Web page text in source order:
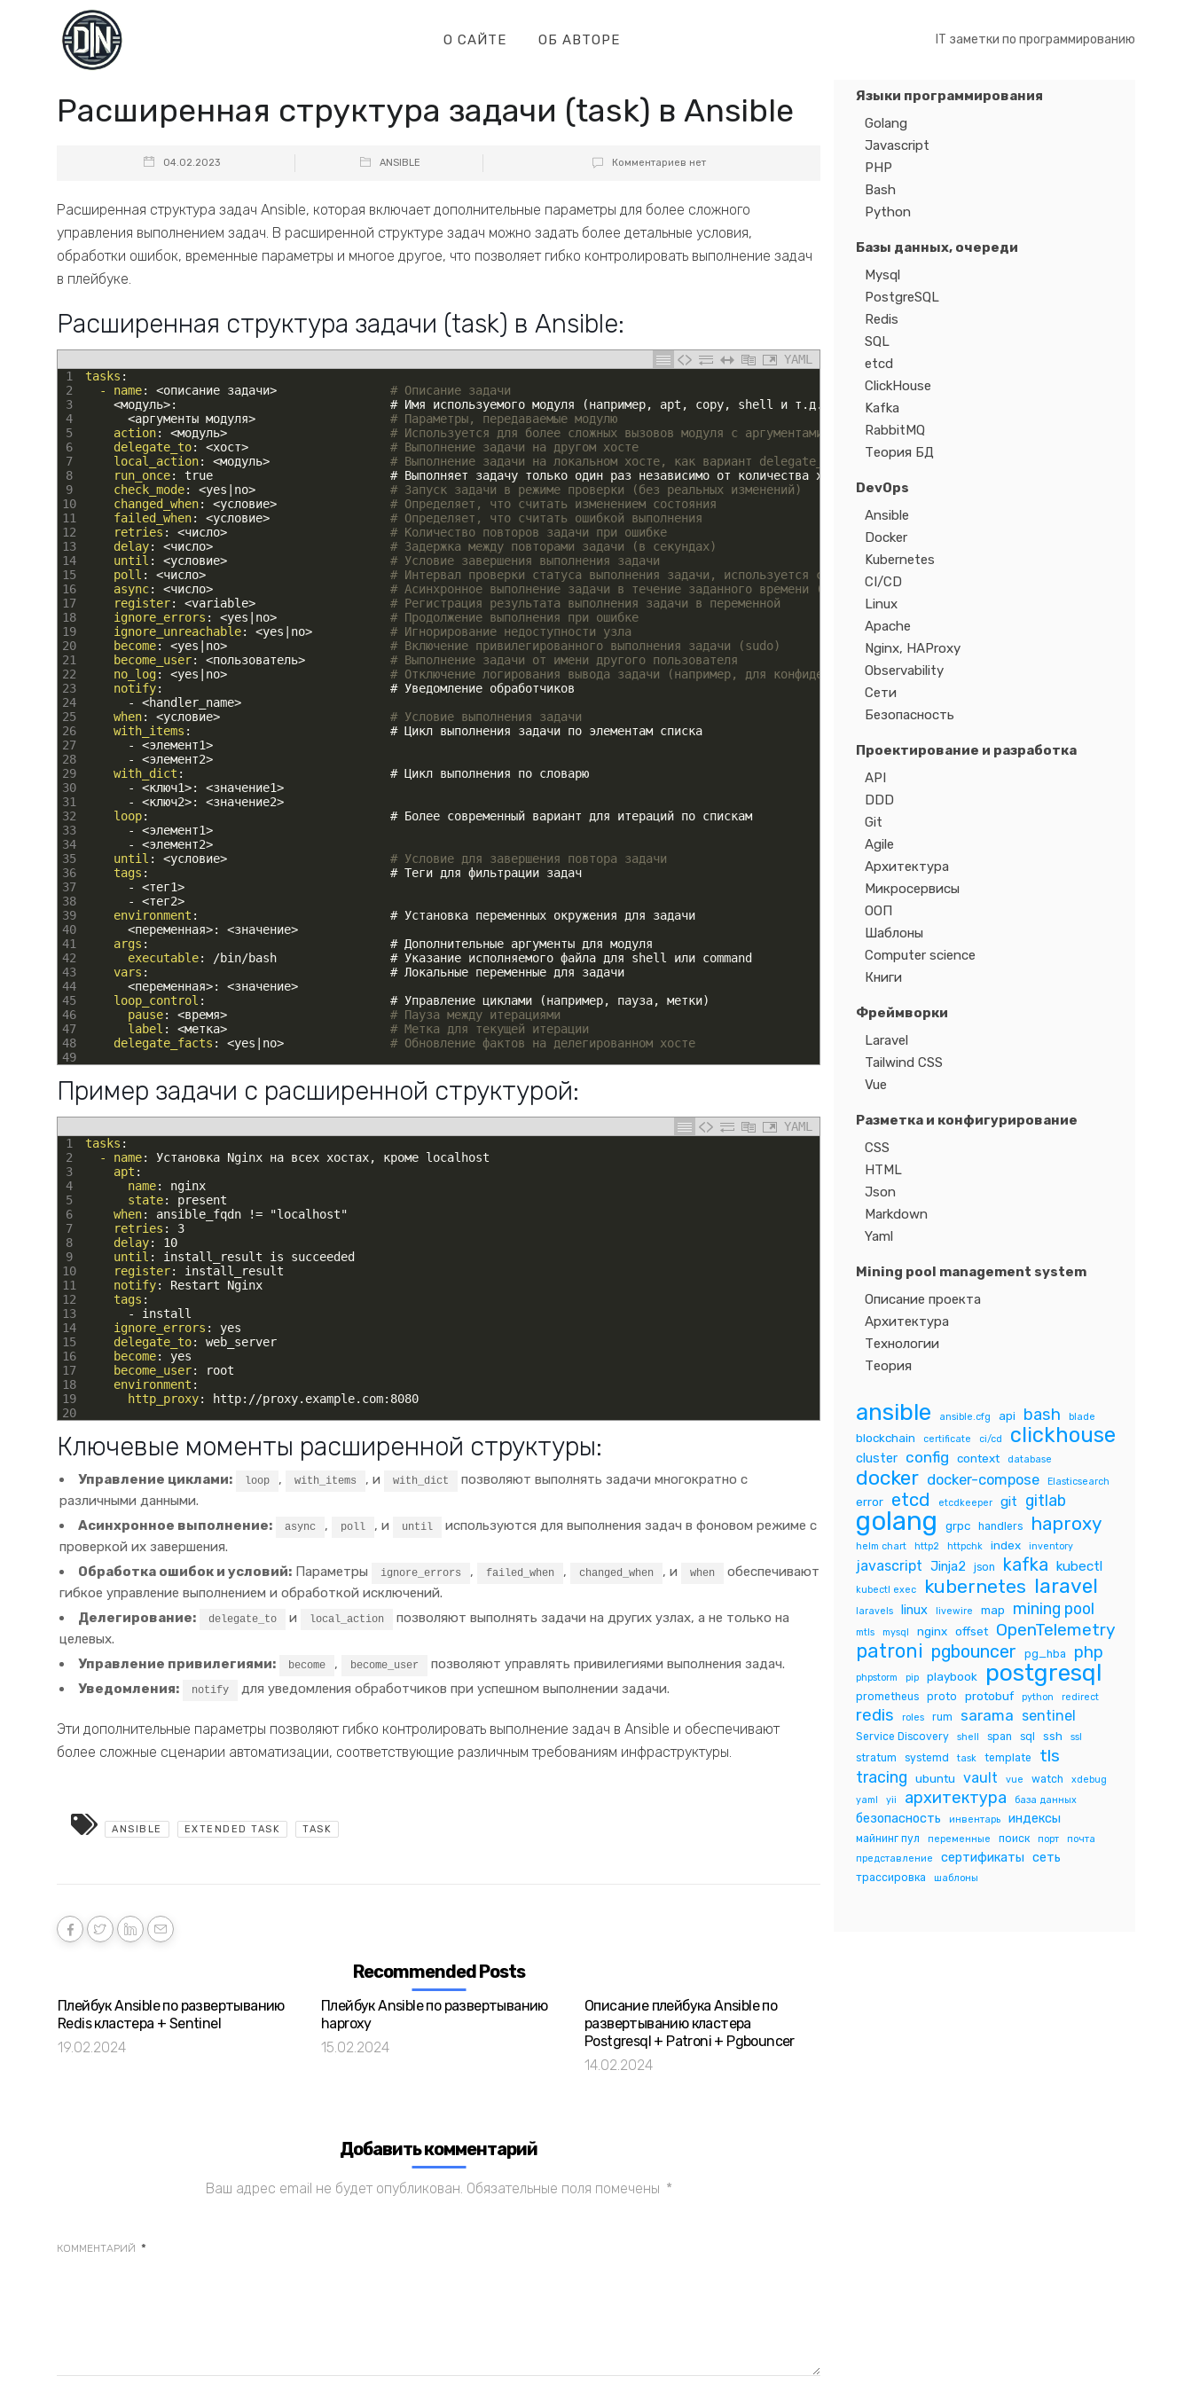
О САЙТЕ ОБ АВТОРЕ IT заметки по программированию
Расширенная структура задачи (task) в Ansible
04.02.2023 ANSIBLE Комментариев нет
Расширенная структура задач Ansible, которая включает дополнительные параметры для более сложного
управления выполнением задач. В расширенной структуре задач можно задать более детальные условия,
обработки ошибок, временные параметры и многое другое, что позволяет гибко контролировать выполнение задач
в плейбуке.
Расширенная структура задачи (task) в Ansible:
YAML
1
2
3
4
5
6
7
8
9
10
11
12
13
14
15
16
17
18
19
20
21
22
23
24
25
26
27
28
29
30
31
32
33
34
35
36
37
38
39
40
41
42
43
44
45
46
47
48
49
tasks :
- name: <описание задачи>
# Описание задачи
<модуль>:                              # Имя используемого модуля (например, apt , copy, shell и т . д .
<аргументы модуля>
# Параметры, передаваемые модулю
action: <модуль>
# Используется для более сложных вызовов модуля с аргументами в виде строки
delegate_to: <хост>
# Выполнение задачи на другом хосте
local_action: <модуль>
# Выполнение задачи на локальном хосте, как вариант delegate_to: localhost
run_once: true                         # Выполняет задачу только один раз независимо от количества хостов
check_mode: <yes no>
# Запуск задачи в режиме проверки (без реальных изменений)
changed_when: <условие>
# Определяет, что считать изменением состояния
failed_when: <условие>
# Определяет, что считать ошибкой выполнения
retries : <число>
# Количество повторов задачи при ошибке
delay: <число>
# Задержка между повторами задачи (в секундах)
until : <условие>
# Условие завершения выполнения задачи
poll : <число>
# Интервал проверки статуса выполнения задачи, используется с async
async: <число>
# Асинхронное выполнение задачи в течение заданного времени (в секундах)
register: <variable>
# Регистрация результата выполнения задачи в переменной
ignore_errors : <yes no>
# Продолжение выполнения при ошибке
ignore_unreachable: <yes no>
# Игнорирование недоступности узла
become: <yes no>
# Включение привилегированного выполнения задачи (sudo)
become_user: <пользователь>
# Выполнение задачи от имени другого пользователя
no_log: <yes no>
# Отключение логирования вывода задачи (например, для конфиденциальных данных)
notify:                                # Уведомление обработчиков
-
<handler name>
when: <условие>
# Условие выполнения задачи
with_items :                            # Цикл выполнения задачи по элементам списка
-
<элемент1>
-
<элемент2>
with_dict :                             # Цикл выполнения по словарю
-
<ключ1>: <значение1>
-
<ключ2>: <значение2>
loop:                                  # Более современный вариант для итераций по спискам
-
<элемент1>
-
<элемент2>
until : <условие>
# Условие для завершения повтора задачи
tags :                                  # Теги для фильтрации задач
-
<тег1>
-
<тег2>
environment :                           # Установка переменных окружения для задачи
<переменная>: <значение>
args :                                  # Дополнительные аргументы для модуля
executable: /bin/bash                # Указание исполняемого файла для shell или command
vars :                                  # Локальные переменные для задачи
<переменная>: <значение>
loop_control :                          # Управление циклами (например, пауза, метки)
pause: <время>
# Пауза между итерациями
label : <метка>
# Метка для текущей итерации
delegate_facts : <yes no> # Обновление фактов на делегированном хосте
Пример задачи с расширенной структурой:
YAML
1
2
3
4
5
6
7
8
9
10
11
12
13
14
15
16
17
18
19
20
tasks :
- name: Установка Nginx на всех хостах, кроме localhost
apt :
name: nginx
state: present
when: ansible_fqdn != "localhost"
retries : 3
delay: 10
until : install_result is succeeded
register: install_result
notify: Restart Nginx
tags :
-
install
ignore_errors : yes
delegate_to: web_server
become: yes
become_user: root
environment :
http_proxy: http://proxy.example.com:8080
Ключевые моменты расширенной структуры:
Управление циклами: loop , with_items , и with_dict
позволяют выполнять задачи многократно с
различными данными.
Асинхронное выполнение:
async , poll , и until
используются для выполнения задач в фоновом режиме с
проверкой их завершения.
Обработка ошибок и условий: Параметры ignore_errors , failed_when , changed_when , и when
обеспечивают
гибкое управление выполнением и обработкой исключений.
Делегирование:
delegate_to и local_action
позволяют выполнять задачи на других узлах, а не только на
целевых.
Управление привилегиями:
become , become_user
позволяют управлять привилегиями выполнения задач.
Уведомления:
notify для уведомления обработчиков при успешном выполнении задачи.
Эти дополнительные параметры позволяют гибко контролировать выполнение задач в Ansible и обеспечивают
более сложные сценарии автоматизации, соответствующие различным требованиям инфраструктуры.
ANSIBLE EXTENDED TASK TASK
Recommended Posts
Плейбук Ansible по развертыванию
Redis кластера + Sentinel
19.02.2024
Плейбук Ansible по развертыванию
haproxy
15.02.2024
Описание плейбука Ansible по
развертыванию кластера
Postgresql + Patroni + Pgbouncer
14.02.2024
Добавить комментарий
Ваш адрес email не будет опубликован. Обязательные поля помечены *
КОММЕНТАРИЙ *
Языки программирования
Golang
Javascript
PHP
Bash
Python
Базы данных, очереди
Mysql
PostgreSQL
Redis
SQL
etcd
ClickHouse
Kafka
RabbitMQ
Теория БД
DevOps
Ansible
Docker
Kubernetes
CI/CD
Linux
Apache
Nginx, HAProxy
Observability
Сети
Безопасность
Проектирование и разработка
API
DDD
Git
Agile
Архитектура
Микросервисы
ООП
Шаблоны
Computer science
Книги
Фреймворки
Laravel
Tailwind CSS
Vue
Разметка и конфигурирование
CSS
HTML
Json
Markdown
Yaml
Mining pool management system
Описание проекта
Архитектура
Технологии
Теория
ansible ansible.cfg api bash blade
blockchain certificate ci/cd clickhouse
cluster config context database
docker docker-compose Elasticsearch
error etcd etcdkeeper git gitlab
golang grpc handlers haproxy
helm chart http2 httpchk index inventory
javascript Jinja2 json kafka kubectl
kubectl exec kubernetes laravel
laravels linux livewire map mining pool
mtls mysql nginx offset OpenTelemetry
patroni pgbouncer pg_hba php
phpstorm pip playbook postgresql
prometheus proto protobuf python redirect
redis roles rum sarama sentinel
Service Discovery shell span sql ssh ssl
stratum systemd task template tls
tracing ubuntu vault vue watch
xdebug
yaml
yii архитектура база данных
безопасность инвентарь индексы
майнинг пул переменные поиск порт
почта
представление
сертификаты сеть
трассировка шаблоны